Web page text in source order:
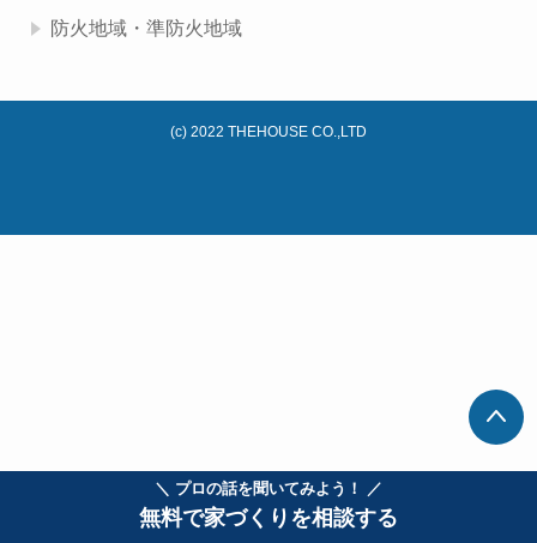
＼ プロの話を聞いてみよう！ ／
無料で家づくりを相談する
防火地域・準防火地域
(c) 2022 THEHOUSE CO.,LTD